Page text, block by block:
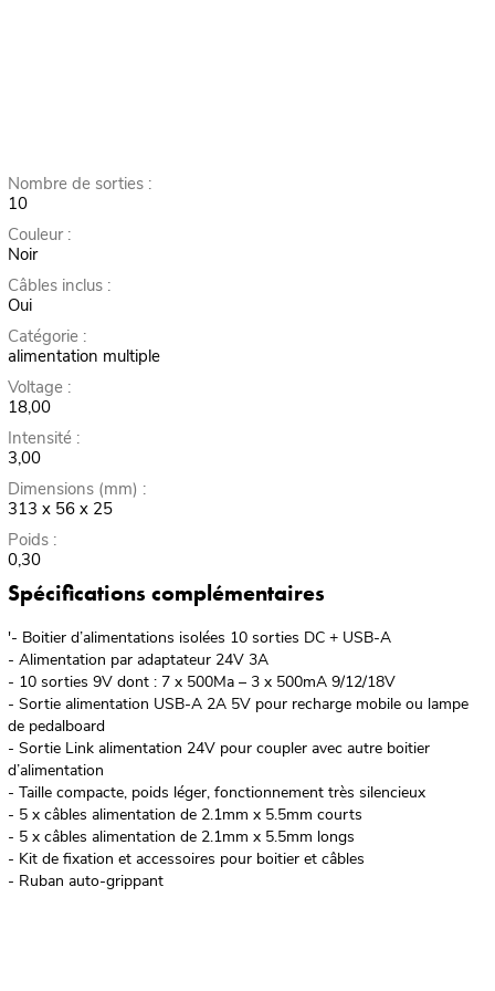
Nombre de sorties :
10
Couleur :
Noir
Câbles inclus :
Oui
Catégorie :
alimentation multiple
Voltage :
18,00
Intensité :
3,00
Dimensions (mm) :
313 x 56 x 25
Poids :
0,30
Spécifications complémentaires
'- Boitier d’alimentations isolées 10 sorties DC + USB-A
- Alimentation par adaptateur 24V 3A
- 10 sorties 9V dont : 7 x 500Ma – 3 x 500mA 9/12/18V
- Sortie alimentation USB-A 2A 5V pour recharge mobile ou lampe
de pedalboard
- Sortie Link alimentation 24V pour coupler avec autre boitier
d’alimentation
- Taille compacte, poids léger, fonctionnement très silencieux
- 5 x câbles alimentation de 2.1mm x 5.5mm courts
- 5 x câbles alimentation de 2.1mm x 5.5mm longs
- Kit de fixation et accessoires pour boitier et câbles
- Ruban auto-grippant